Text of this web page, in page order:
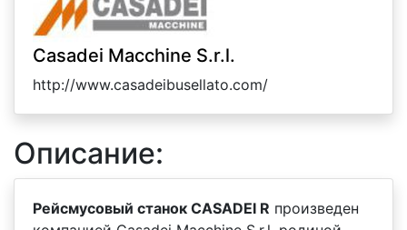
Casadei Macchine S.r.l.
http://www.casadeibusellato.com/
Описание:
Рейсмусовый станок CASADEI R произведен